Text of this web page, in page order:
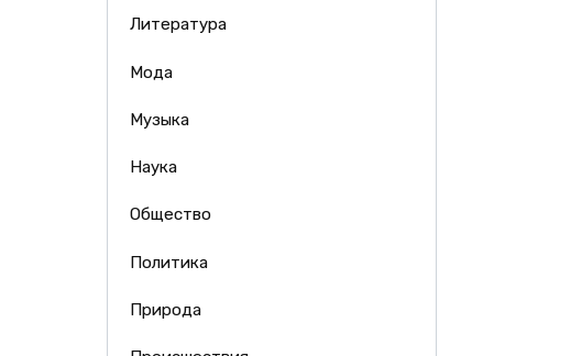
Литература
Мода
Музыка
Наука
Общество
Политика
Природа